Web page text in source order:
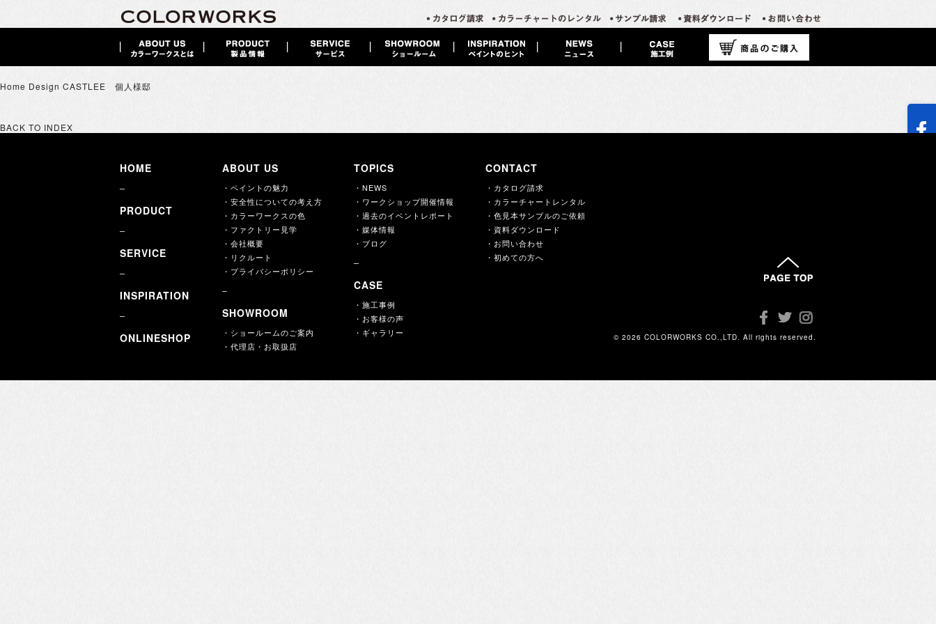
Home Design CASTLEE 個人様邸
BACK TO INDEX
HOME
PRODUCT
SERVICE
INSPIRATION
ONLINESHOP
ABOUT US
・ペイントの魅力
・安全性についての考え方
・カラーワークスの色
・ファクトリー見学
・会社概要
・リクルート
・プライバシーポリシー
SHOWROOM
・ショールームのご案内
・代理店・お取扱店
TOPICS
・NEWS
・ワークショップ開催情報
・過去のイベントレポート
・媒体情報
・ブログ
CASE
・施工事例
・お客様の声
・ギャラリー
CONTACT
・カタログ請求
・カラーチャートレンタル
・色見本サンプルのご依頼
・資料ダウンロード
・お問い合わせ
・初めての方へ
© 2026 COLORWORKS CO.,LTD. All rights reserved.